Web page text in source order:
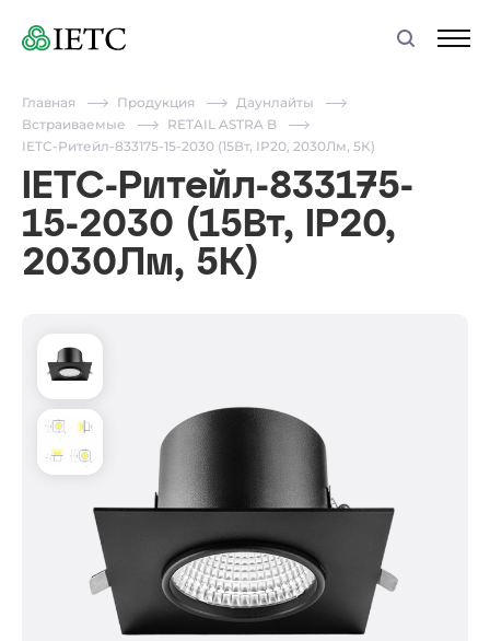
Главная Продукция
Даунлайты
Встраиваемые
RETAIL ASTRA B
IETC-Ритейл-833175-15-2030 (15Вт, IP20, 2030Лм, 5К)
IETC-Ритейл-833175-
15-2030 (15Вт, IP20,
2030Лм, 5К)